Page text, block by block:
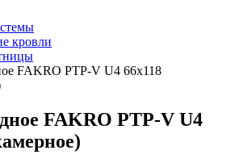
кровли
FAKRO РТР-V U4 66x118
FAKRO РТР-V U4